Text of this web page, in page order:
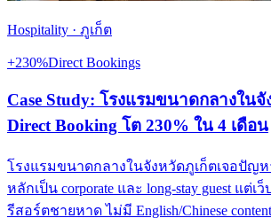
Hospitality · ภูเก็ต
+230%Direct Bookings
Case Study: โรงแรมขนาดกลางใน
Direct Booking โต 230% ใน 4 เดือน
โรงแรมขนาดกลางในจังหวัดภูเก็ตเจอปัญ
หลักเป็น corporate และ long-stay guest แต่
รีสอร์ตชายหาด ไม่มี English/Chinese